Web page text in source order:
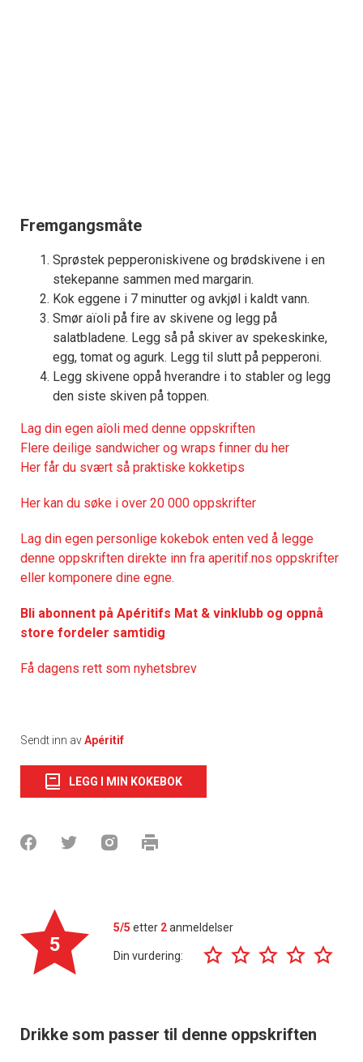
Fremgangsmåte
Sprøstek pepperoniskivene og brødskivene i en
stekepanne sammen med margarin.
Kok eggene i 7 minutter og avkjøl i kaldt vann.
Smør aïoli på fire av skivene og legg på
salatbladene. Legg så på skiver av spekeskinke,
egg, tomat og agurk. Legg til slutt på pepperoni.
Legg skivene oppå hverandre i to stabler og legg
den siste skiven på toppen.
Lag din egen aîoli med denne oppskriften
Flere deilige sandwicher og wraps finner du her
Her får du svært så praktiske kokketips
Her kan du søke i over 20 000 oppskrifter
Lag din egen personlige kokebok enten ved å legge
denne oppskriften direkte inn fra aperitif.nos oppskrifter
eller komponere dine egne.
Bli abonnent på Apéritifs Mat & vinklubb og oppnå
store fordeler samtidig
Få dagens rett som nyhetsbrev
Sendt inn avApéritif
LEGG I MIN KOKEBOK
5
5/5 etter 2anmeldelser
Din vurdering:
Drikke som passer til denne oppskriften